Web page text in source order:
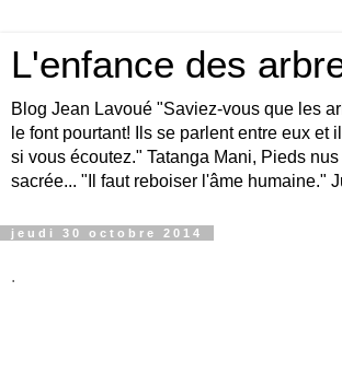
L'enfance des
Blog Jean Lavoué "Saviez-vous que les
le font pourtant! Ils se parlent entre eux et
si vous écoutez." Tatanga Mani, Pieds
sacrée... "Il faut reboiser l'âme humaine."
jeudi 30 octobre 2014
.